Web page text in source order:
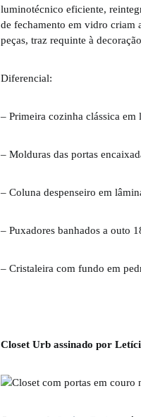
luminotécnico eficiente,
de fechamento em vidro criam
peças, traz requinte à
Diferencial:
– Primeira cozinha clássica
– Molduras das portas
– Coluna despenseiro em
– Puxadores banhados a outo
– Cristaleira com fundo em
Closet Urb assinado por